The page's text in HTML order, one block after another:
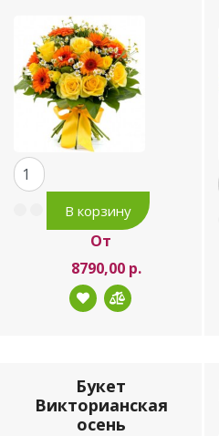
От
8790,00 р.
Букет
Викторианская
осень